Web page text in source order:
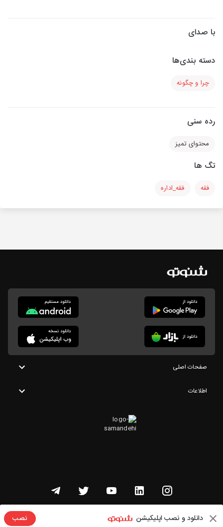
با صدای
دسته بندی‌ها
چرا و چگونه
رده سنی
محتوای تمیز
تگ ها
فقه فقه_اداره
دانلود و نصب اپلیکیشن نصب
صفحات اصلی
اطلاعات
تمامی حقوق این وبسایت متعلق به شنوتو است